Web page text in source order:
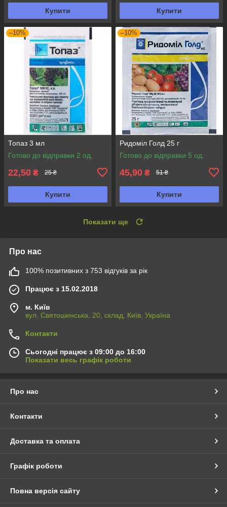
Купити Купити
–10%
Топаз 3 мл
Готово до відправки 2 од.
22,50 ₴ 25 ₴
Купити
–10%
Ридоміл Голд 25 г
Готово до відправки 5 од.
45,90 ₴ 51 ₴
Купити
Показати ще
Про нас
100% позитивних з 753 відгуків за рік
Працює з 15.02.2018
м. Київ
вул. Святошинська, 20, склад, Київ, Україна
Контакти
Сьогодні працює з 09:00 до 16:00
Показати весь графік роботи
Про нас
Контакти
Доставка та оплата
Графік роботи
Повна версія сайту